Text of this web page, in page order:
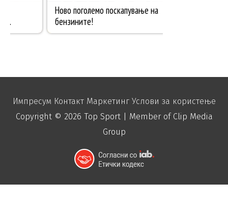
Импресум Контакт Маркетинг Услови за користење
Copyright © 2026 Top Sport| Member of Clip Media
Group